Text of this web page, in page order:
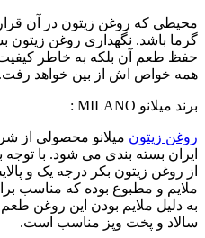
محیطی که روغن زیتون در آن
گرما باشد. نگهداری روغن زیتون
حفظ طعم آن بلکه به خاطر
همه خواص اش از بین خواهد رفت.
برند میلانو MILANO :
روغن زیتون میلانو محصولی از
ایران بسته بندی می شود. با
از روغن زیتون بکر درجه یک و
ملایم و مطبوع بوده که مناسب
به دلیل ملایم بودن این روغن
سالاد و پخت وپز مناسب است.